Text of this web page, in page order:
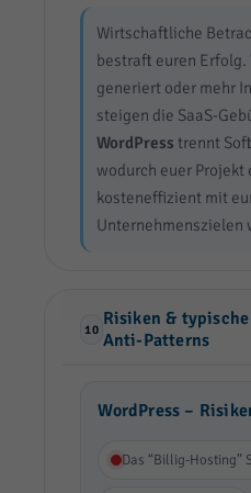
Wirtschaftliche
bestraft euren Erfolg.
generiert oder mehr
steigen die SaaS-
WordPress trennt
wodurch euer Projekt
kosteneffizient mit
Unternehmenszielen
10 Risiken & typische
Anti-Patterns
WordPress –
Das “Billig-Hosting”